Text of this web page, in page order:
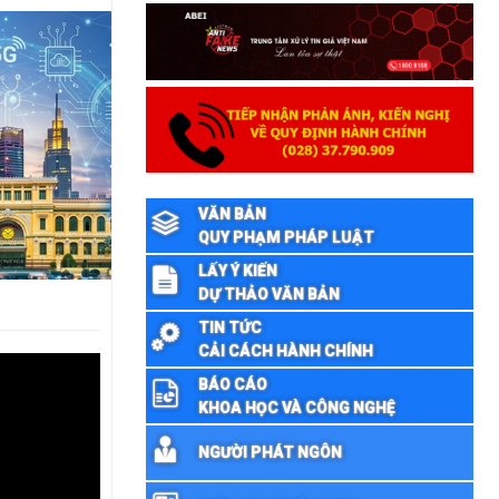
VĂN BẢN
QUY PHẠM PHÁP LUẬT
LẤY Ý KIẾN
DỰ THẢO VĂN BẢN
TIN TỨC
CẢI CÁCH HÀNH CHÍNH
BÁO CÁO
KHOA HỌC VÀ CÔNG NGHỆ
NGƯỜI PHÁT NGÔN